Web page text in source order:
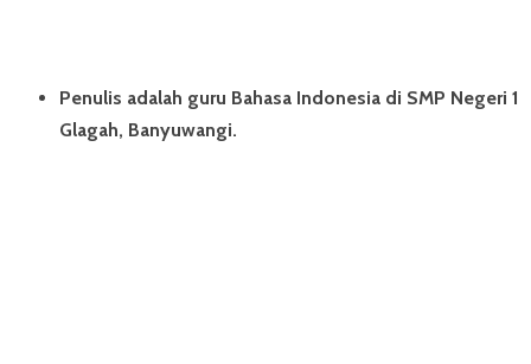
Penulis adalah guru Bahasa Indonesia di SMP Negeri 1
Glagah, Banyuwangi.